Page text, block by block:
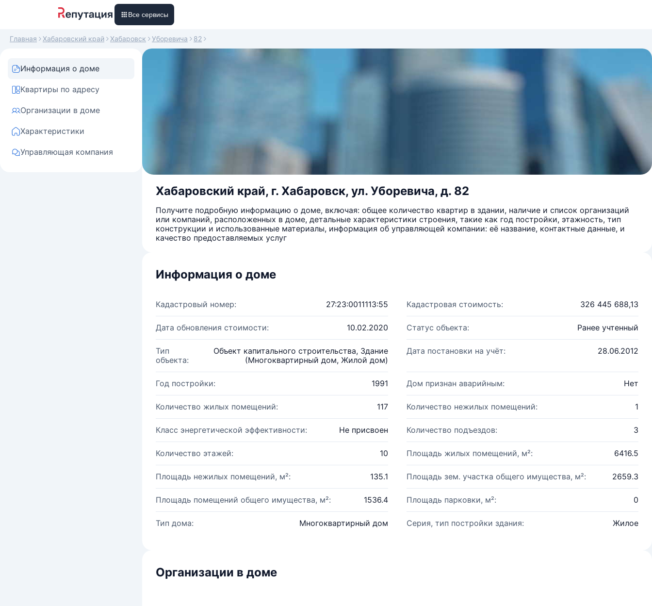
Все сервисы
Главная Хабаровский край Хабаровск Уборевича 82
Информация о доме
Квартиры по адресу
Организации в доме
Характеристики
Управляющая компания
Хабаровский край, г. Хабаровск, ул. Уборевича, д. 82
Получите подробную информацию о доме, включая: общее количество квартир в здании, наличие и список организаций
или компаний, расположенных в доме, детальные характеристики строения, такие как год постройки, этажность, тип
конструкции и использованные материалы, информация об управляющей компании: её название, контактные данные, и
качество предоставляемых услуг
Информация о доме
Кадастровый номер: 27:23:0011113:55 Кадастровая стоимость: 326 445 688,13
Дата обновления стоимости: 10.02.2020 Статус объекта: Ранее учтенный
Тип
объекта:
Объект капитального строительства, Здание
(Многоквартирный дом, Жилой дом)
Дата постановки на учёт: 28.06.2012
Год постройки: 1991 Дом признан аварийным: Нет
Количество жилых помещений: 117 Количество нежилых помещений: 1
Класс энергетической эффективности: Не присвоен Количество подъездов: 3
Количество этажей: 10 Площадь жилых помещений, м²: 6416.5
Площадь нежилых помещений, м²: 135.1 Площадь зем. участка общего имущества, м²: 2659.3
Площадь помещений общего имущества, м²: 1536.4 Площадь парковки, м²: 0
Тип дома: Многоквартирный дом Серия, тип постройки здания: Жилое
Организации в доме